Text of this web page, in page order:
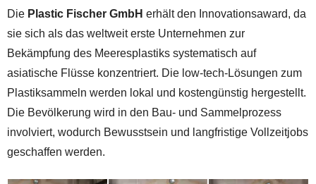
Die Plastic Fischer GmbH erhält den Innovationsaward, da
sie sich als das weltweit erste Unternehmen zur
Bekämpfung des Meeresplastiks systematisch auf
asiatische Flüsse konzentriert. Die low-tech-Lösungen zum
Plastiksammeln werden lokal und kostengünstig hergestellt.
Die Bevölkerung wird in den Bau- und Sammelprozess
involviert, wodurch Bewusstsein und langfristige Vollzeitjobs
geschaffen werden.